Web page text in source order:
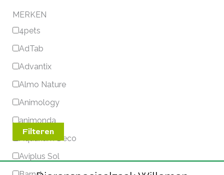
MERKEN
4pets
AdTab
Advantix
Almo Nature
Animology
animonda
Aquarium Deco
Aviplus Sol
Filteren